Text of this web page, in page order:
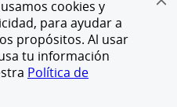
cookies y
para ayudar a
propósitos. Al usar
tu información
Política de